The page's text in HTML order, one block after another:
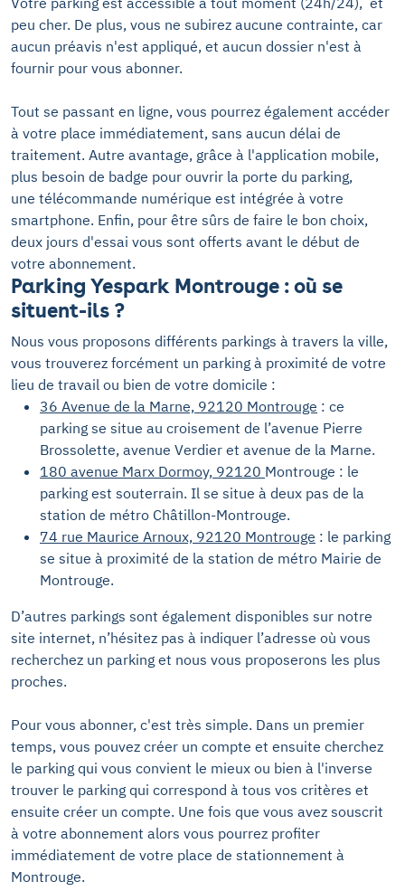
peu cher. De plus, vous ne subirez aucune contrainte, car
aucun préavis n'est appliqué, et aucun dossier n'est à
fournir pour vous abonner.
Tout se passant en ligne, vous pourrez également accéder
à votre place immédiatement, sans aucun délai de
traitement. Autre avantage, grâce à l'application mobile,
plus besoin de badge pour ouvrir la porte du parking,
une télécommande numérique est intégrée à votre
smartphone. Enfin, pour être sûrs de faire le bon choix,
deux jours d'essai vous sont offerts avant le début de
votre abonnement.
Parking Yespark Montrouge : où se
situent-ils ?
Nous vous proposons différents parkings à travers la ville,
vous trouverez forcément un parking à proximité de votre
lieu de travail ou bien de votre domicile :
36 Avenue de la Marne, 92120 Montrouge : ce
parking se situe au croisement de l’avenue Pierre
Brossolette, avenue Verdier et avenue de la Marne.
180 avenue Marx Dormoy, 92120 Montrouge : le
parking est souterrain. Il se situe à deux pas de la
station de métro Châtillon-Montrouge.
74 rue Maurice Arnoux, 92120 Montrouge : le parking
se situe à proximité de la station de métro Mairie de
Montrouge.
D’autres parkings sont également disponibles sur notre
site internet, n’hésitez pas à indiquer l’adresse où vous
recherchez un parking et nous vous proposerons les plus
proches.
Pour vous abonner, c'est très simple. Dans un premier
temps, vous pouvez créer un compte et ensuite cherchez
le parking qui vous convient le mieux ou bien à l'inverse
trouver le parking qui correspond à tous vos critères et
ensuite créer un compte. Une fois que vous avez souscrit
à votre abonnement alors vous pourrez profiter
immédiatement de votre place de stationnement à
Montrouge.